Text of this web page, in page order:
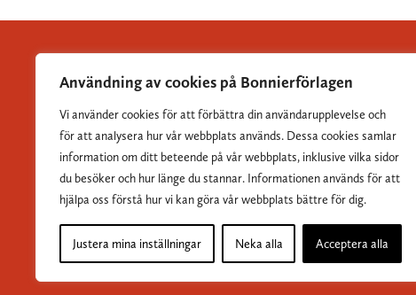
Användning av cookies på Bonnierförlagen
Vi använder cookies för att förbättra din användarupplevelse och
för att analysera hur vår webbplats används. Dessa cookies samlar
information om ditt beteende på vår webbplats, inklusive vilka sidor
du besöker och hur länge du stannar. Informationen används för att
hjälpa oss förstå hur vi kan göra vår webbplats bättre för dig.
Justera mina inställningar Neka alla Acceptera alla
Albert Bonniers Förlag grundades 1837 och är Sveriges
största skönlitterära förlag.